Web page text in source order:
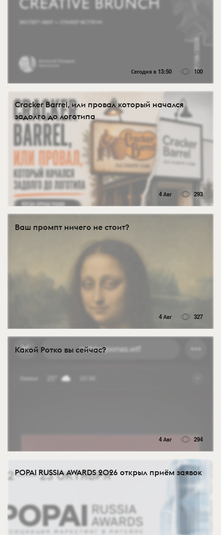
Сегодня в 13:50 100
Cracker Barrel, или провал который начался
задолго до логотипа
4 Авг 293
Ваш промпт ничего не стоит?
4 Авг 327
Какой Ротко вы сейчас?
4 Авг 294
POPAI RUSSIA AWARDS 2026 открыл приём заявок